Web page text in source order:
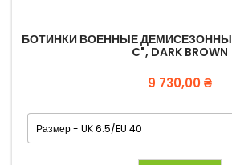
БОТИНКИ ВОЕННЫЕ ДЕМИСЕЗОННЫЕ
C", DARK BROWN
Цена
9 730,00 ₴